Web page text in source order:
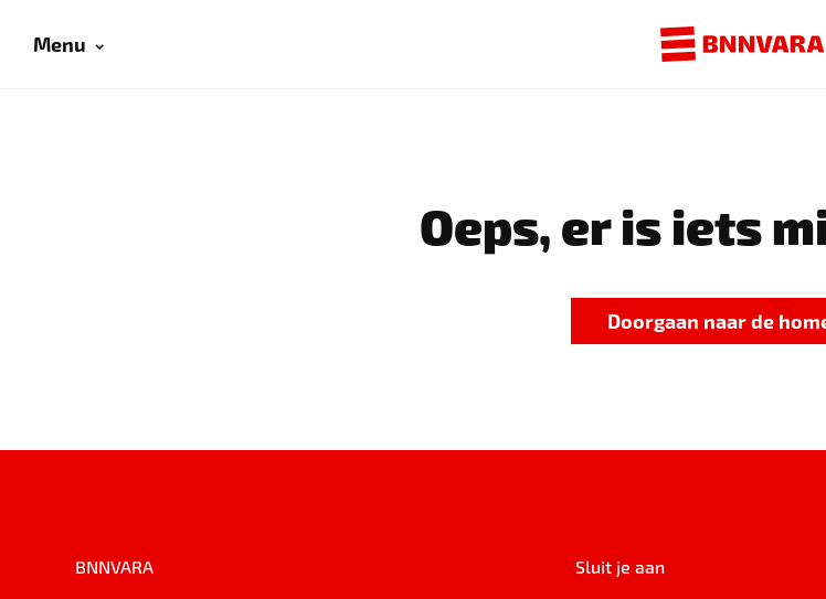
Menu
Oeps, er is iets
Doorgaan naar de
BNNVARA Sluit je aan